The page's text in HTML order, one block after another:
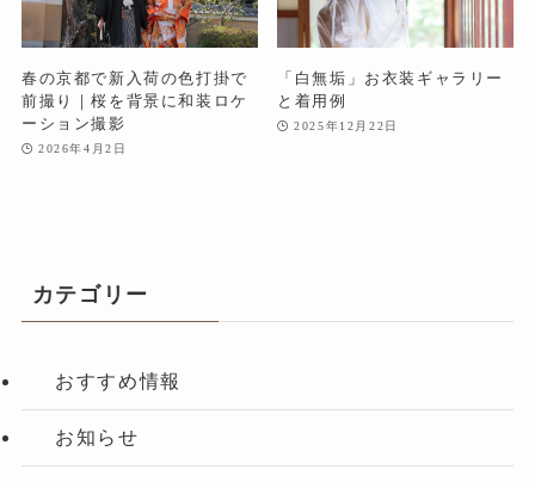
春の京都で新入荷の色打掛で
前撮り｜桜を背景に和装ロケ
ーション撮影
2026年4月2日
「白無垢」お衣装ギャラリー
と着用例
2025年12月22日
カテゴリー
おすすめ情報
お知らせ